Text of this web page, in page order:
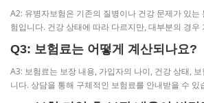
A2: 유병자보험은 기존의 질병이나 건강 문제가 있는
험입니다. 건강 상태에 따라 다르지만, 대부분의 경우
Q3: 보험료는 어떻게 계산되나요?
A3: 보험료는 보장 내용, 가입자의 나이, 건강 상태,
니다. 상담을 통해 구체적인 보험료를 안내받을 수 있